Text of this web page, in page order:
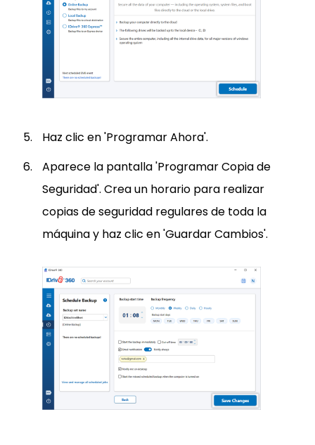
Haz clic en 'Programar Ahora'.
Aparece la pantalla 'Programar Copia de
Seguridad'. Crea un horario para realizar
copias de seguridad regulares de toda la
máquina y haz clic en 'Guardar Cambios'.